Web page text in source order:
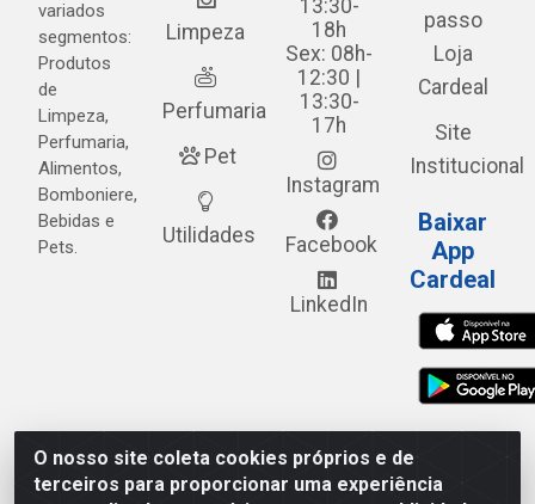
O nosso site coleta cookies próprios e de
terceiros para proporcionar uma experiência
variados
segmentos:
Produtos
de
Limpeza,
Perfumaria,
Alimentos,
Bomboniere,
Bebidas e
Pets.
Limpeza
Perfumaria
Pet
Utilidades
13:30-
18h
Sex: 08h-
12:30 |
13:30-
17h
Instagram
Facebook
LinkedIn
passo
Loja
Cardeal
Site
Institucional
Baixar
App
Cardeal
Cardeal Distribuidora - Estrada Alto do Moura, 582 - Alto
do Moura - Caruaru/PE - CEP 55.040-120 - CNPJ